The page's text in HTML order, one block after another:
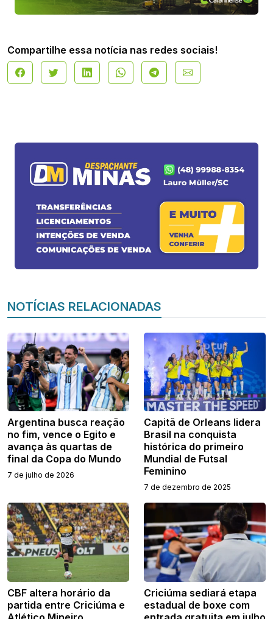
Compartilhe essa notícia nas redes sociais!
NOTÍCIAS RELACIONADAS
Argentina busca reação
no fim, vence o Egito e
avança às quartas de
final da Copa do Mundo
7 de julho de 2026
Capitã de Orleans lidera
Brasil na conquista
histórica do primeiro
Mundial de Futsal
Feminino
7 de dezembro de 2025
CBF altera horário da
partida entre Criciúma e
Criciúma sediará etapa
estadual de boxe com